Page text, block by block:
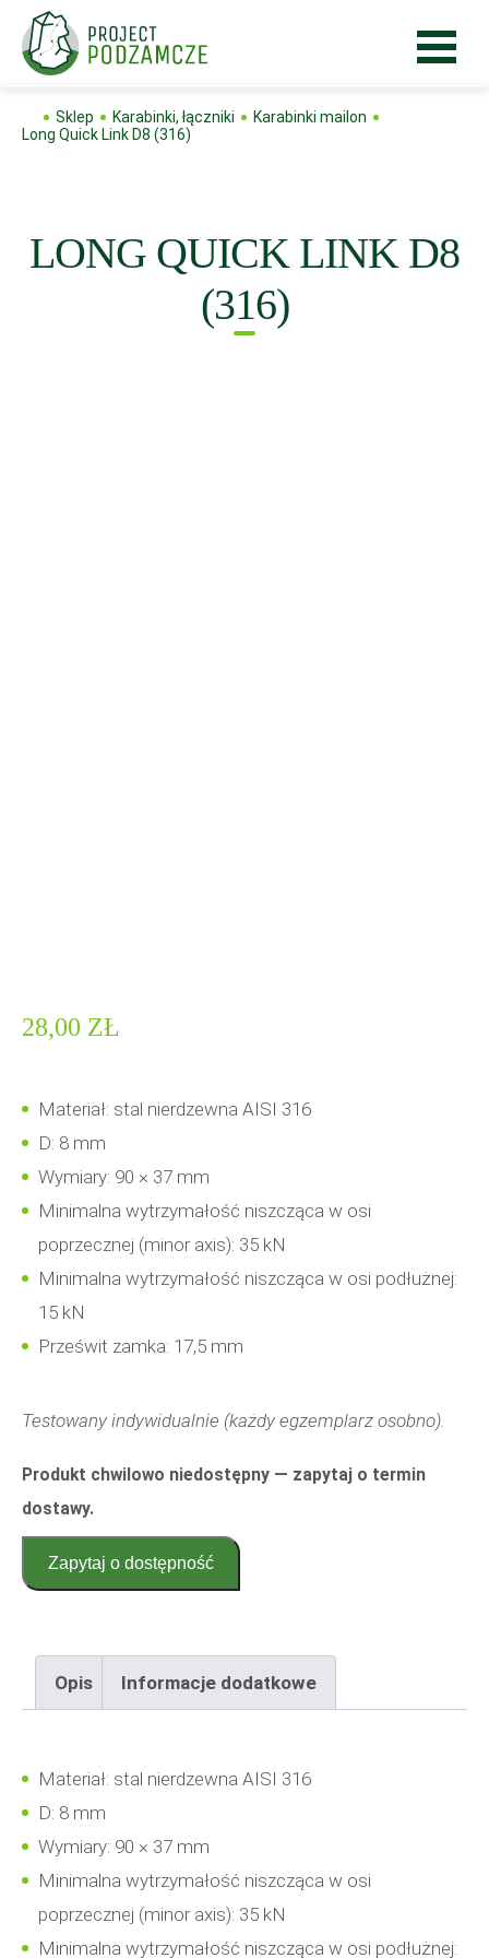
Sklep Karabinki, łączniki
Karabinki mailon
Long Quick Link D8 (316)
LONG QUICK LINK D8
(316)
28,00 ZŁ
Materiał: stal nierdzewna AISI 316
D: 8 mm
Wymiary: 90 × 37 mm
Minimalna wytrzymałość niszcząca w osi
poprzecznej (minor axis): 35 kN
Minimalna wytrzymałość niszcząca w osi podłużnej:
15 kN
Prześwit zamka: 17,5 mm
Testowany indywidualnie (każdy egzemplarz osobno).
Produkt chwilowo niedostępny — zapytaj o termin
dostawy.
Zapytaj o dostępność
Opis Informacje dodatkowe
Materiał: stal nierdzewna AISI 316
D: 8 mm
Wymiary: 90 × 37 mm
Minimalna wytrzymałość niszcząca w osi
poprzecznej (minor axis): 35 kN
Minimalna wytrzymałość niszcząca w osi podłużnej: